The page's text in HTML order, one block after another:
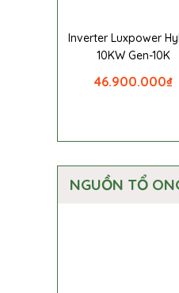
Inverter Luxpower
10KW Gen-10K
₫
46.900.000
NGUỒN TỔ